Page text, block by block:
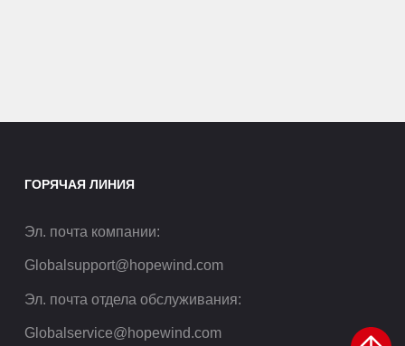
ГОРЯЧАЯ ЛИНИЯ
Эл. почта компании:
Globalsupport@hopewind.com
Эл. почта отдела обслуживания:
Globalservice@hopewind.com